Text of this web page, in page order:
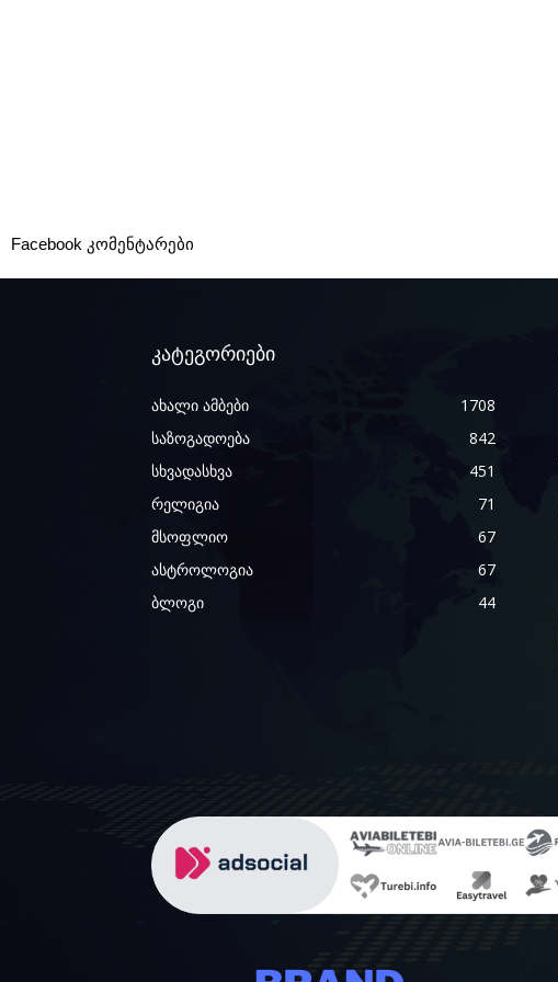
Facebook კომენტარები
კატეგორიები
ახალი ამბები
1708
საზოგადოება
842
სხვადასხვა
451
რელიგია
71
მსოფლიო
67
ასტროლოგია
67
ბლოგი
44